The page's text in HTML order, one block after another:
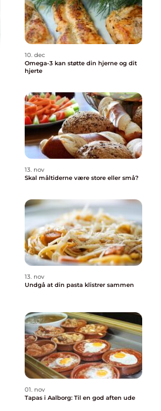
10. dec
Omega-3 kan støtte din hjerne og dit
hjerte
13. nov
Skal måltiderne være store eller små?
13. nov
Undgå at din pasta klistrer sammen
01. nov
Tapas i Aalborg: Til en god aften ude